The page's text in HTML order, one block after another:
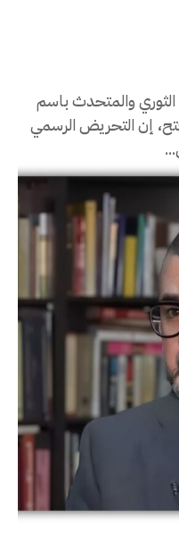
والمتحدث باسم
إن التحريض الرسمي